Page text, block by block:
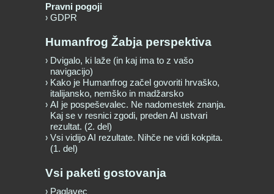
Pravni pogoji
GDPR
Humanfrog Žabja perspektiva
Dvigalo, ki laže (in kaj ima to z vašo
navigacijo)
Kako je Humanfrog začel govoriti hrvaško,
italijansko, nemško in madžarsko
AI je pospeševalec. Ne nadomestek znanja.
Kaj se v resnici zgodi, preden AI ustvari
rezultat. (2. del)
Vsi vidijo AI rezultate. Nihče ne vidi kokpita.
(1. del)
Vsi paketi gostovanja
Paglavec